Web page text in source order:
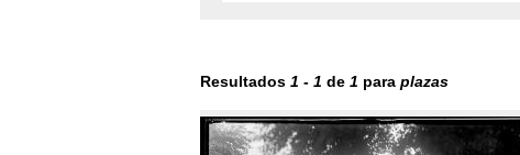
Resultados 1 - 1 de 1 para plazas